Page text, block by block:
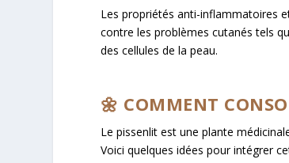
Les propriétés anti-inflammatoires
contre les problèmes cutanés tels
des cellules de la peau.
🌼 COMMENT
Le pissenlit est une plante
Voici quelques idées pour intégrer